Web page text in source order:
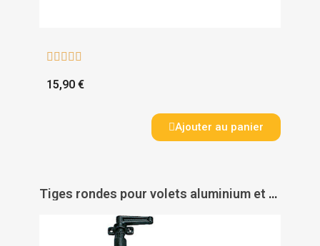
    
15,90 €
Ajouter au panier
Tiges rondes pour volets aluminium et PVC - TORBEL